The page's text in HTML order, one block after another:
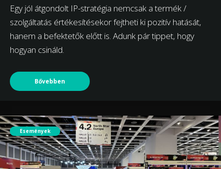
Egy jól átgondolt IP-stratégia nemcsak a termék /
szolgáltatás értékesítésekor fejtheti ki pozitív hatását,
hanem a befektetők előtt is. Adunk pár tippet, hogy
hogyan csináld.
Bővebben
Események